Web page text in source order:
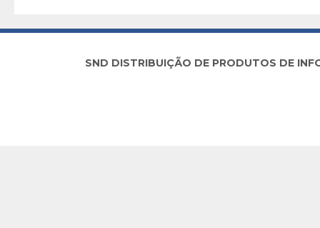
SND DISTRIBUIÇÃO DE PRODUTOS DE